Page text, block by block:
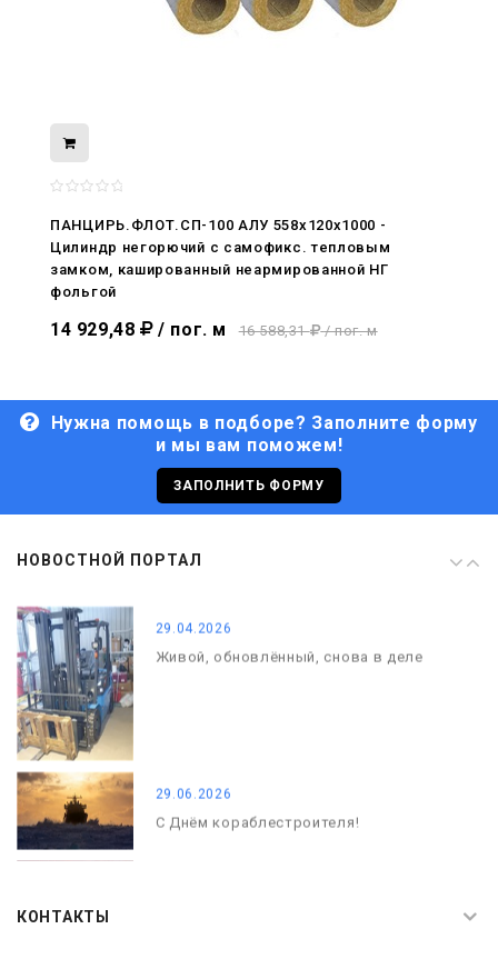
ПАНЦИРЬ.ФЛОТ.СП-100 АЛУ 558x120x1000 -
Цилиндр негорючий c самофикс. тепловым
замком, кашированный неармированной НГ
фольгой
14 929,48 / пог. м 16 588,31 / пог. м
Нужна помощь в подборе? Заполните форму
и мы вам поможем!
ЗАПОЛНИТЬ ФОРМУ
НОВОСТНОЙ ПОРТАЛ
С Днём Победы. Память, которая с
29.04.2026
29.06.2026
С Днём кораблестроителя!
С Днём Победы. Память, которая с
29.04.2026
Живой, обновлённый, снова в деле
29.06.2026
С Днём кораблестроителя!
КОНТАКТЫ